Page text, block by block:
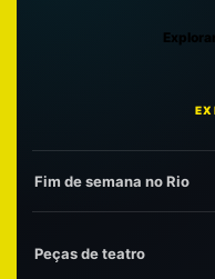
Fim de semana no Rio
Peças de teatro